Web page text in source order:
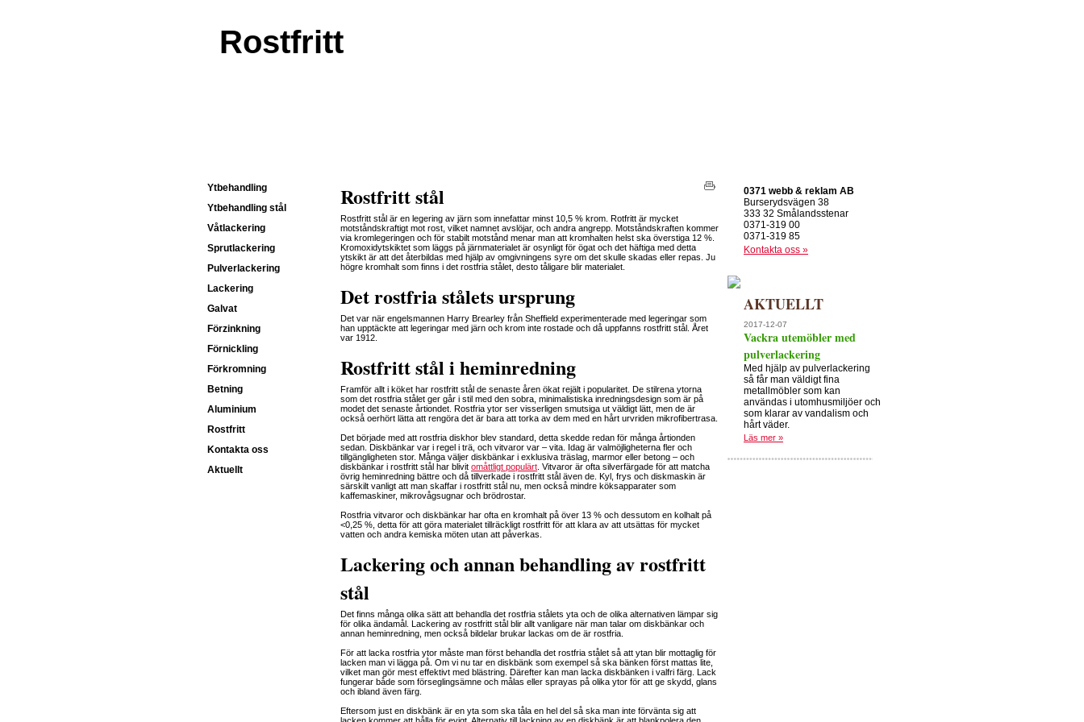
Rostfritt
Rostfritt stål
Rostfritt stål är en legering av järn som innefattar minst 10,5 % krom. Rotfritt är mycket
motståndskraftigt mot rost, vilket namnet avslöjar, och andra angrepp. Motståndskraften kommer
via kromlegeringen och för stabilt motstånd menar man att kromhalten helst ska överstiga 12 %.
Kromoxidytskiktet som läggs på järnmaterialet är osynligt för ögat och det häftiga med detta
ytskikt är att det återbildas med hjälp av omgivningens syre om det skulle skadas eller repas. Ju
högre kromhalt som finns i det rostfria stålet, desto tåligare blir materialet.
Det rostfria stålets ursprung
Det var när engelsmannen Harry Brearley från Sheffield experimenterade med legeringar som
han upptäckte att legeringar med järn och krom inte rostade och då uppfanns rostfritt stål. Året
var 1912.
Rostfritt stål i heminredning
Framför allt i köket har rostfritt stål de senaste åren ökat rejält i popularitet. De stilrena ytorna
som det rostfria stålet ger går i stil med den sobra, minimalistiska inredningsdesign som är på
modet det senaste årtiondet. Rostfria ytor ser visserligen smutsiga ut väldigt lätt, men de är
också oerhört lätta att rengöra det är bara att torka av dem med en hårt urvriden mikrofibertrasa.
Det började med att rostfria diskhor blev standard, detta skedde redan för många årtionden
sedan. Diskbänkar var i regel i trä, och vitvaror var – vita. Idag är valmöjligheterna fler och
tillgängligheten stor. Många väljer diskbänkar i exklusiva träslag, marmor eller betong – och
diskbänkar i rostfritt stål har blivit omåttligt populärt . Vitvaror är ofta silverfärgade för att matcha
övrig heminredning bättre och då tillverkade i rostfritt stål även de. Kyl, frys och diskmaskin är
särskilt vanligt att man skaffar i rostfritt stål nu, men också mindre köksapparater som
kaffemaskiner, mikrovågsugnar och brödrostar.
Rostfria vitvaror och diskbänkar har ofta en kromhalt på över 13 % och dessutom en kolhalt på
<0,25 %, detta för att göra materialet tillräckligt rostfritt för att klara av att utsättas för mycket
vatten och andra kemiska möten utan att påverkas.
Lackering och annan behandling av rostfritt
stål
Det finns många olika sätt att behandla det rostfria stålets yta och de olika alternativen lämpar sig
för olika ändamål. Lackering av rostfritt stål blir allt vanligare när man talar om diskbänkar och
annan heminredning, men också bildelar brukar lackas om de är rostfria.
För att lacka rostfria ytor måste man först behandla det rostfria stålet så att ytan blir mottaglig för
lacken man vi lägga på. Om vi nu tar en diskbänk som exempel så ska bänken först mattas lite,
vilket man gör mest effektivt med blästring. Därefter kan man lacka diskbänken i valfri färg. Lack
fungerar både som förseglingsämne och målas eller sprayas på olika ytor för att ge skydd, glans
och ibland även färg.
Eftersom just en diskbänk är en yta som ska tåla en hel del så ska man inte förvänta sig att
0371 webb & reklam AB
Burserydsvägen 38
333 32 Smålandsstenar
0371-319 00
0371-319 85
Kontakta oss »
AKTUELLT
2017-12-07
Vackra utemöbler med
pulverlackering
Med hjälp av pulverlackering
så får man väldigt fina
metallmöbler som kan
användas i utomhusmiljöer och
som klarar av vandalism och
hårt väder.
Läs mer »
Ytbehandling
Ytbehandling stål
Våtlackering
Sprutlackering
Pulverlackering
Lackering
Galvat
Förzinkning
Förnickling
Förkromning
Betning
Aluminium
Rostfritt
Kontakta oss
Aktuellt